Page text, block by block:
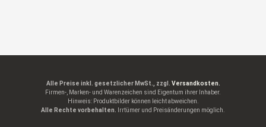
Alle Preise inkl. gesetzlicher MwSt., zzgl. Versandkosten.
Firmen-, Marken- und Warenzeichen sind Eigentum ihrer Inhaber.
Hinweis: Produktbilder können leicht abweichen.
Alle Rechte vorbehalten. Irrtümer und Preisänderungen möglich.